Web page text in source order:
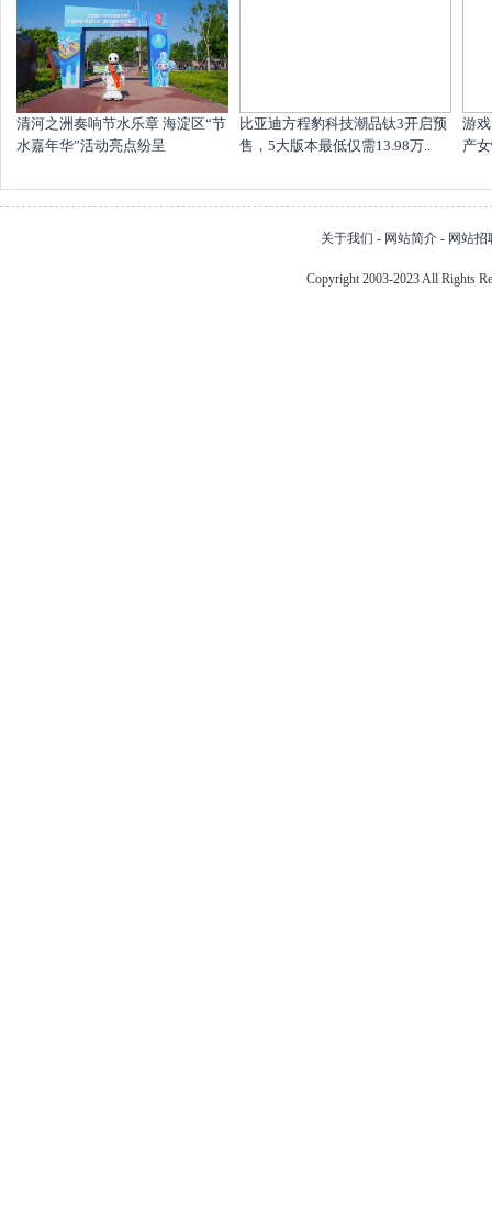
清河之洲奏响节水乐章 海淀区“节
水嘉年华”活动亮点纷呈
比亚迪方程豹科技潮品钛3开启预
售，5大版本最低仅需13.98万..
游
产
关于我们 - 网站简介 - 网站招
Copyright 2003-2023 All Rights